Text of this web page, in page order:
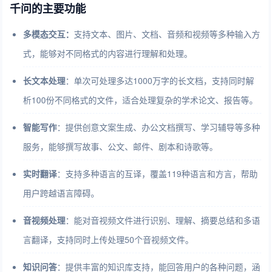
千问的主要功能
多模态交互： 支持文本、图片、文档、音频和视频等多种输入方
式，能够对不同格式的内容进行理解和处理。
长文本处理：单次可处理多达1000万字的长文档，支持同时解
析100份不同格式的文件，适合处理复杂的学术论文、报告等。
智能写作：提供创意文案生成、办公文档撰写、学习辅导等多种
服务，能够撰写故事、公文、邮件、剧本和诗歌等。
实时翻译：支持多种语言的互译，覆盖119种语言和方言，帮助
用户跨越语言障碍。
音视频处理：能对音视频文件进行识别、理解、摘要总结和多语
言翻译，支持同时上传处理50个音视频文件。
知识问答：提供丰富的知识库支持，能回答用户的各种问题，涵